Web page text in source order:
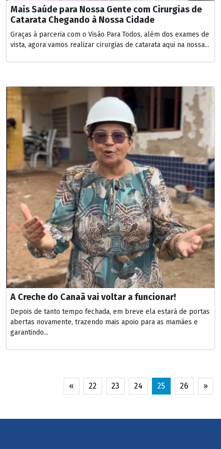
Mais Saúde para Nossa Gente com Cirurgias de
Catarata Chegando à Nossa Cidade
Graças à parceria com o Visão Para Todos, além dos exames de
vista, agora vamos realizar cirurgias de catarata aqui na nossa...
A Creche do Canaã vai voltar a funcionar!
Depois de tanto tempo fechada, em breve ela estará de portas
abertas novamente, trazendo mais apoio para as mamães e
garantindo...
« 22 23 24 25 26 »